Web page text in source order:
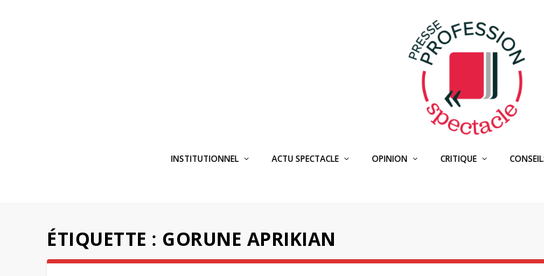
INSTITUTIONNEL ACTU SPECTACLE OPINION CRITIQUE
ÉTIQUETTE : GORUNE APRIKIAN